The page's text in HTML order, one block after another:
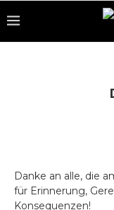
Danke an alle, die
für Erinnerung,
Konsequenzen!